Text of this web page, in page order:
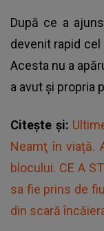
După ce a
devenit rapid
Acesta nu a
a avut și propria
Citește și:
Neamţ în viață.
blocului. CE A
sa fie prins de
din scară